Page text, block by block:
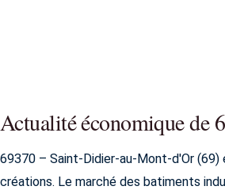
Actualité économique de
69370 – Saint-Didier-au-Mont-d'Or (69)
créations. Le marché des batiments